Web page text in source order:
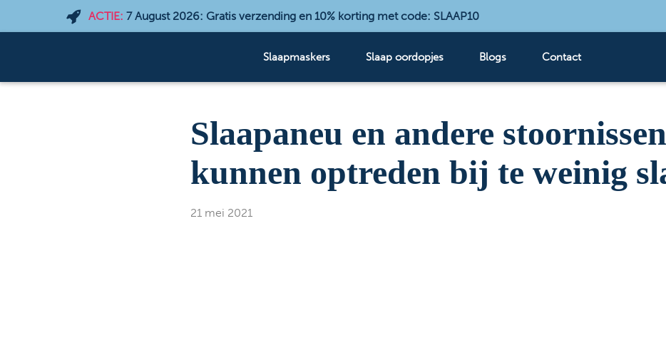
ACTIE: 7 August 2026: Gratis verzending en 10% korting met code: SLAAP10
Slaapmaskers Slaap oordopjes Blogs Contact
Slaapaneu en andere
kunnen optreden bij te weinig
21 mei 2021